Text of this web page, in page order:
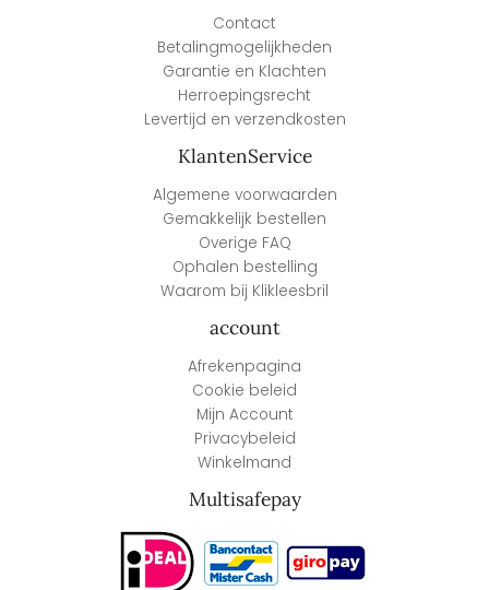
Contact
Betalingmogelijkheden
Garantie en Klachten
Herroepingsrecht
Levertijd en verzendkosten
KlantenService
Algemene voorwaarden
Gemakkelijk bestellen
Overige FAQ
Ophalen bestelling
Waarom bij Klikleesbril
account
Afrekenpagina
Cookie beleid
Mijn Account
Privacybeleid
Winkelmand
Multisafepay